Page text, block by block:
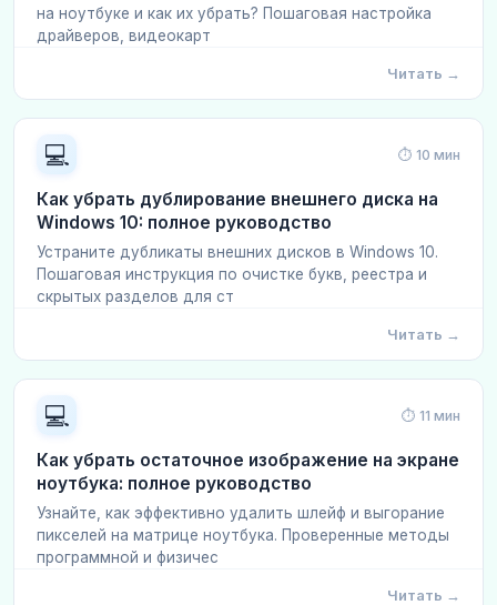
на ноутбуке и как их убрать? Пошаговая настройка
драйверов, видеокарт
Читать →
💻 ⏱ 10 мин
Как убрать дублирование внешнего диска на
Windows 10: полное руководство
Устраните дубликаты внешних дисков в Windows 10.
Пошаговая инструкция по очистке букв, реестра и
скрытых разделов для ст
Читать →
💻 ⏱ 11 мин
Как убрать остаточное изображение на экране
ноутбука: полное руководство
Узнайте, как эффективно удалить шлейф и выгорание
пикселей на матрице ноутбука. Проверенные методы
программной и физичес
Читать →